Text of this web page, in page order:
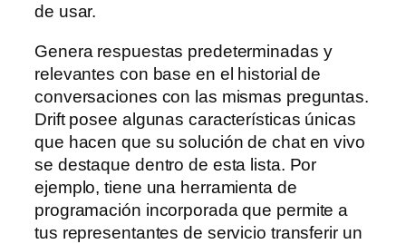
de usar.
Genera respuestas predeterminadas y
relevantes con base en el historial de
conversaciones con las mismas preguntas.
Drift posee algunas características únicas
que hacen que su solución de chat en vivo
se destaque dentro de esta lista. Por
ejemplo, tiene una herramienta de
programación incorporada que permite a
tus representantes de servicio transferir un